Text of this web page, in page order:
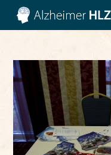
Preskoči
sadržaj